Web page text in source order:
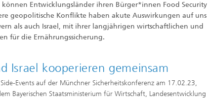
Entwicklungsländer ihren Bürger*innen Food Security
geopolitische Konflikte haben akute Auswirkungen auf uns
als auch Israel, mit ihrer langjährigen wirtschaftlichen und
für die Ernährungssicherung.
Israel kooperieren gemeinsam
Events auf der Münchner Sicherheitskonferenz am 17.02.23,
Bayerischen Staatsministerium für Wirtschaft, Landesentwicklung